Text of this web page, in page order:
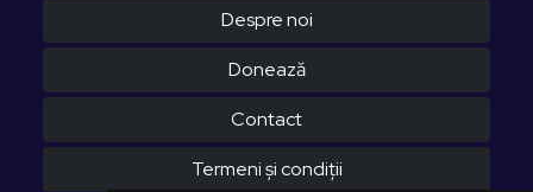
Despre noi
Donează
Contact
Termeni și condiții